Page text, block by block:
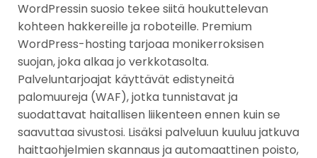
WordPressin suosio tekee siitä houkuttelevan
kohteen hakkereille ja roboteille. Premium
WordPress-hosting tarjoaa monikerroksisen
suojan, joka alkaa jo verkkotasolta.
Palveluntarjoajat käyttävät edistyneitä
palomuureja (WAF), jotka tunnistavat ja
suodattavat haitallisen liikenteen ennen kuin se
saavuttaa sivustosi. Lisäksi palveluun kuuluu jatkuva
haittaohjelmien skannaus ja automaattinen poisto,